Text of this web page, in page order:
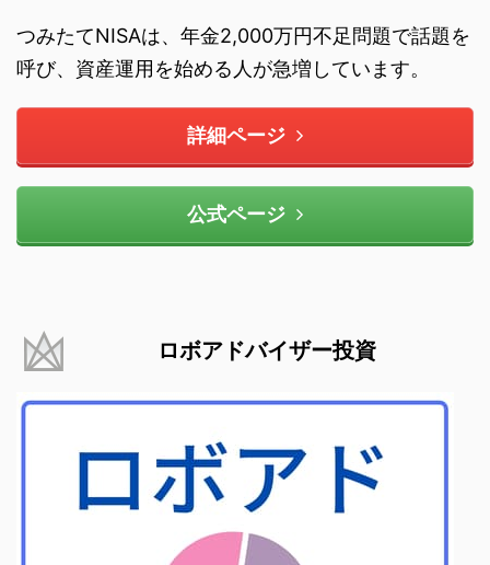
つみたてNISAは、年金2,000万円不足問題で話題を
呼び、資産運用を始める人が急増しています。
詳細ページ
公式ページ
ロボアドバイザー投資